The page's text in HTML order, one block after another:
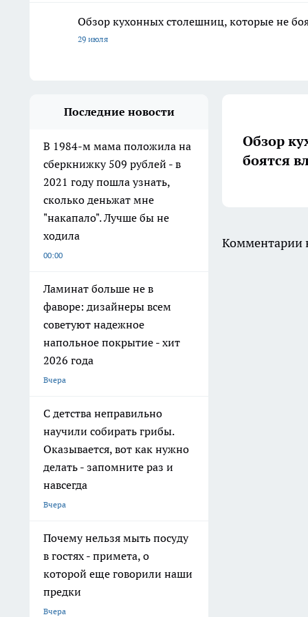
Обзор кухонных столешниц, которые не
29 июля
Последние новости
В 1984-м мама положила на
сберкнижку 509 рублей - в
2021 году пошла узнать,
сколько деньжат мне
"накапало". Лучше бы не
ходила
00:00
Ламинат больше не в
фаворе: дизайнеры всем
советуют надежное
напольное покрытие - хит
2026 года
Вчера
С детства неправильно
научили собирать грибы.
Оказывается, вот как нужно
делать - запомните раз и
навсегда
Вчера
Почему нельзя мыть посуду
в гостях - примета, о
которой еще говорили наши
предки
Вчера
Обзор
боятся
Комментарии